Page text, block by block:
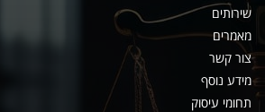
שירותים
מאמרים
צור קשר
מידע נוסף
תחומי עיסוק